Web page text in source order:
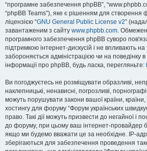
“програмне забезпечення phpBB”,
“phpBB Teams”), яке є рішенням для створення
ліцензією “GNU General Public License v2”
завантаженим з сайту www.phpbb.com.
програмного забезпечення phpBB суворо
підтримкою інтернет-дискусій і не впливають
забороняється адміністрацією чи на поведінку
інформації про phpBB, будь ласка, перегляньте:
Ви погоджуєтесь не розміщувати образливі,
наклепницькі, ненависні, погрозливі,
можуть порушувати закони вашої країни,
хостингу для форуму “Форум українських
право. Такі дії можуть призвести до негайної і
до форуму, при цьому ваш інтернет-провайдер
якщо ми будемо вважати це за необхідне. IP-
зберігаються для забезпечення проведення